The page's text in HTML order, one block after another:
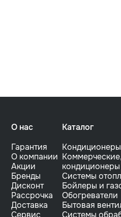
О нас
Гарантия
О компании
Акции
Бренды
Дисконт
Рассрочка
Доставка
Сервис
Каталог
Кондиционеры
кондиционеры
Системы
Бойлеры и
Обогреватели
Бытовая
Системы